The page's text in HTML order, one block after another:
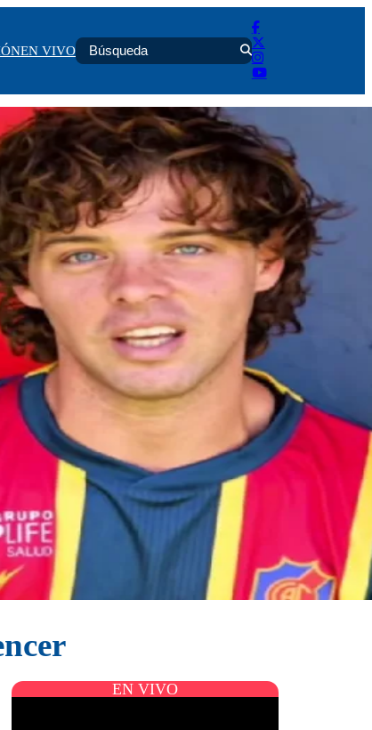
EN VIVO
EN VIVO